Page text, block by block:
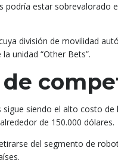
podría estar sobrevalorado
división de movilidad
unidad “Other Bets”.
de
siendo el alto costo
de 150.000 dólares.
del segmento de